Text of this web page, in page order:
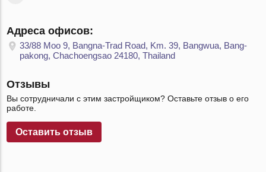
Адреса офисов:
33/88 Moo 9, Bangna-Trad Road, Km. 39, Bangwua, Bang-
pakong, Chachoengsao 24180, Thailand
Отзывы
Вы сотрудничали с этим застройщиком? Оставьте отзыв о его
работе.
Оставить отзыв